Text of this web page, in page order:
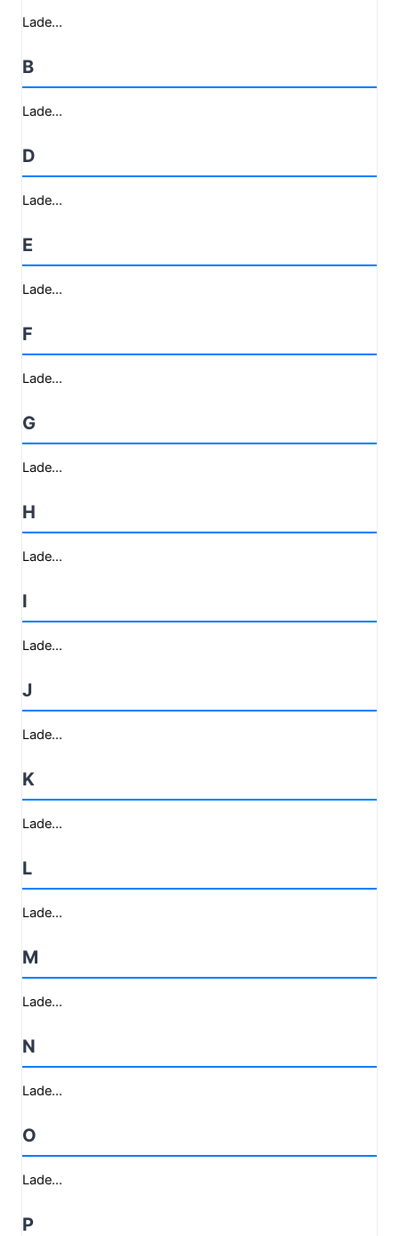
Lade...
B
Lade...
D
Lade...
E
Lade...
F
Lade...
G
Lade...
H
Lade...
I
Lade...
J
Lade...
K
Lade...
L
Lade...
M
Lade...
N
Lade...
O
Lade...
P